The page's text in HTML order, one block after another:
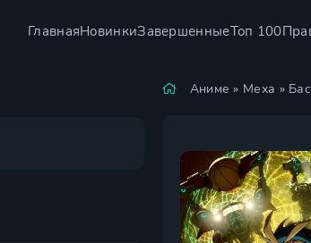
ГлавнаяНовинкиЗавершенныеТоп 100
Аниме » Меха »